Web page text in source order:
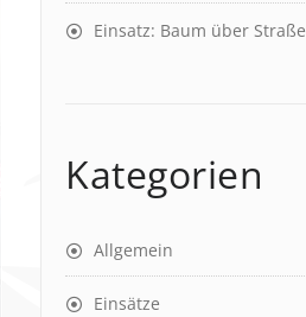
Einsatz: Baum über Straße
Kategorien
Allgemein
Einsätze